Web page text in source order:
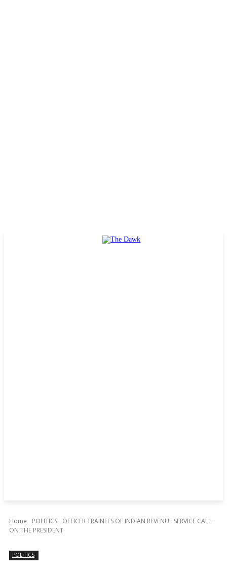
Home POLITICS
OFFICER TRAINEES OF INDIAN REVENUE SERVICE CALL
ON THE PRESIDENT
POLITICS